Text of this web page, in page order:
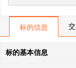
标的信息
标的基本信息